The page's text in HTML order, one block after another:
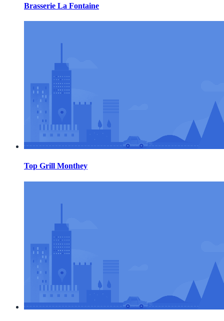
Brasserie La Fontaine
Top Grill Monthey